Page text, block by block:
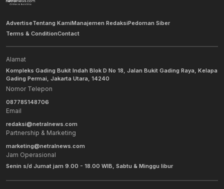
AdvertiseTentang KamiManajemen RedaksiPedoman Siber
Terms & ConditionContact
Alamat
Kompleks Gading Bukit Indah Blok D No 18, Jalan Bukit Gading Raya, Kelapa
Gading Permai, Jakarta Utara, 14240
Nomor Telepon
087785148706
Email
redaksi@netralnews.com
Partnership & Marketing
marketing@netralnews.com
Jam Operasional
Senin s/d Jumat jam 9.00 - 18.00 WIB, Sabtu & Minggu libur